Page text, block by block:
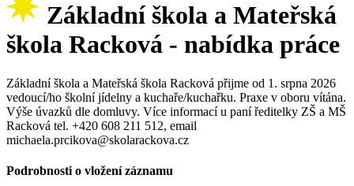
Základní škola a Mateřská
škola Racková - nabídka práce
Základní škola a Mateřská škola Racková přijme od 1. srpna 2026
vedoucí/ho školní jídelny a kuchaře/kuchařku. Praxe v oboru vítána.
Výše úvazků dle domluvy. Více informací u paní ředitelky ZŠ a MŠ
Racková tel. +420 608 211 512, email
michaela.prcikova@skolarackova.cz
Podrobnosti o vložení záznamu